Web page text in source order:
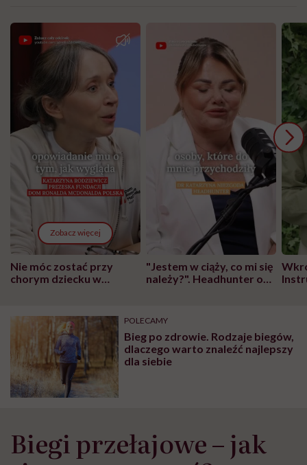
Zobacz więcej
Nie móc zostać przy
chorym dziecku w
może chyba tylko
głupota i brak
wyobraźni"
"Jestem w ciąży, co mi się
należy?". Headhunter o
pracy
POLECAMY
Bieg po zdrowie. Rodzaje biegów,
dlaczego warto znaleźć najlepszy
dla siebie
Biegi przełajowe – jak